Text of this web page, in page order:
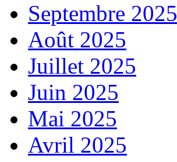
Septembre 2025
Août 2025
Juillet 2025
Juin 2025
Mai 2025
Avril 2025